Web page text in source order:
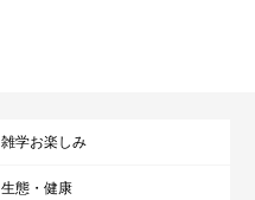
雑学お楽しみ
生態・健康